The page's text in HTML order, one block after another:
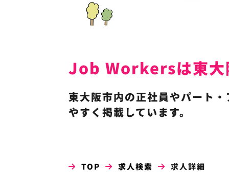
Job Workersは東大
東大阪市内の正社員やパート
やすく掲載しています。
TOP 求人検索 求人詳細